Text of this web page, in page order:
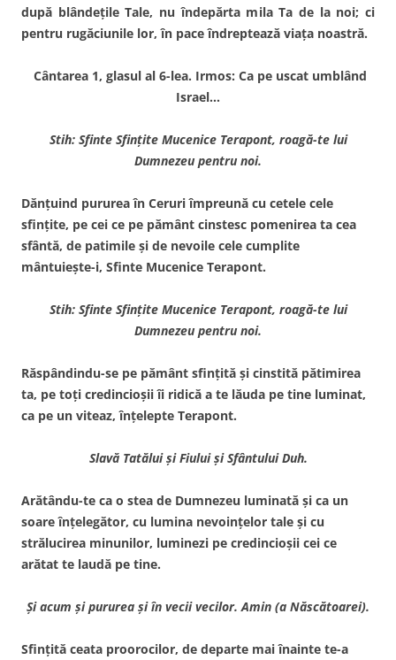
după blândeţile Tale, nu îndepărta mila Ta de la noi; ci
pentru rugăciunile lor, în pace îndreptează viaţa noastră.
Cântarea 1, glasul al 6-lea. Irmos: Ca pe uscat umblând
Israel…
Stih: Sfinte Sfinţite Mucenice Terapont, roagă-te lui
Dumnezeu pentru noi.
Dănţuind pururea în Ceruri împreună cu cetele cele
sfinţite, pe cei ce pe pământ cinstesc pomenirea ta cea
sfântă, de patimile şi de nevoile cele cumplite
mântuieşte-i, Sfinte Mucenice Terapont.
Stih: Sfinte Sfinţite Mucenice Terapont, roagă-te lui
Dumnezeu pentru noi.
Răspândindu-se pe pământ sfinţită şi cinstită pătimirea
ta, pe toţi credincioşii îi ridică a te lăuda pe tine luminat,
ca pe un viteaz, înţelepte Terapont.
Slavă Tatălui şi Fiului şi Sfântului Duh.
Arătându-te ca o stea de Dumnezeu luminată şi ca un
soare înţelegător, cu lumina nevoinţelor tale şi cu
strălucirea minunilor, luminezi pe credincioşii cei ce
arătat te laudă pe tine.
Şi acum şi pururea şi în vecii vecilor. Amin (a Născătoarei).
Sfinţită ceata proorocilor, de departe mai înainte te-a